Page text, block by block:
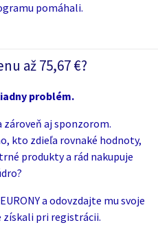
pomáhali.
až 75,67 €?
problém.
zároveň aj sponzorom.
kto zdieľa rovnaké hodnoty,
produkty a rád nakupuje
a odovzdajte mu svoje
získali pri registrácii.